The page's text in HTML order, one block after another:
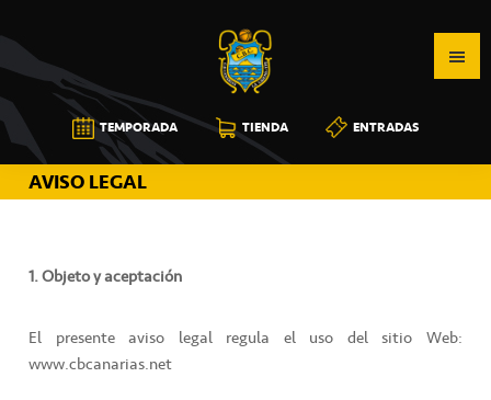
a
la
navegación
principal
al
contenido
principal
a
la
barra
lateral
principal
CB
CANARIAS
TEMPORADA TIENDA ENTRADAS
AVISO LEGAL
1. Objeto y aceptación
El presente aviso legal regula el uso del sitio Web:
www.cbcanarias.net